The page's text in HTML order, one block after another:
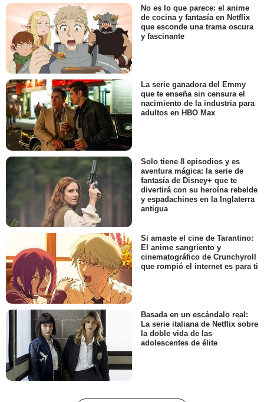
No es lo que parece: el anime
de cocina y fantasía en Netflix
que esconde una trama oscura
y fascinante
La serie ganadora del Emmy
que te enseña sin censura el
nacimiento de la industria para
adultos en HBO Max
Solo tiene 8 episodios y es
aventura mágica: la serie de
fantasía de Disney+ que te
divertirá con su heroína rebelde
y espadachines en la Inglaterra
antigua
Si amaste el cine de Tarantino:
El anime sangriento y
cinematográfico de Crunchyroll
que rompió el internet es para ti
Basada en un escándalo real:
La serie italiana de Netflix sobre
la doble vida de las
adolescentes de élite